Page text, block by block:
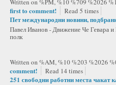
Written on %PM, %10 %709 %2026
first to comment!
Read 5 times
Пет международни новини,
Павел Иванов - Движение Че Гевара и
полк
Written on %AM, %10 %203 %2026
comment!
Read 14 times
251 свободни работни места чакат